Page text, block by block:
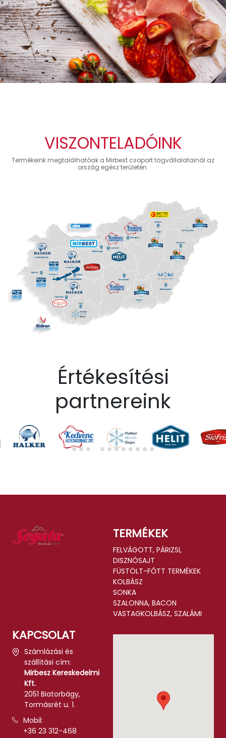
VISZONTELADÓINK
Termékeink megtalálhatóak a Mirbest csoport tagvállalatainál az
ország egész területén.
Értékesítési
partnereink
TERMÉKEK
FELVÁGOTT, PÁRIZSI,
DISZNÓSAJT
FÜSTÖLT-FŐTT TERMÉKEK
KOLBÁSZ
SONKA
SZALONNA, BACON
VASTAGKOLBÁSZ, SZALÁMI
KAPCSOLAT
Számlázási és
szállítási cím:
Mirbesz Kereskedelmi
Kft.
2051 Biatorbágy,
Tormásrét u. 1.
Mobil:
+36 23 312-468